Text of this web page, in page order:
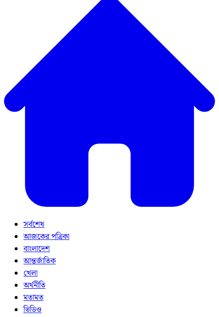
সর্বশেষ
আজকের পত্রিকা
বাংলাদেশ
আন্তর্জাতিক
খেলা
অর্থনীতি
মতামত
ভিডিও